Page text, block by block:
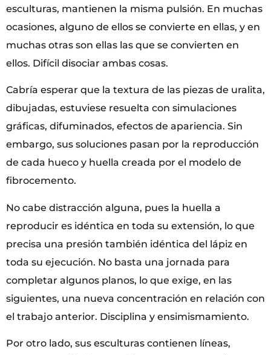
esculturas, mantienen la misma pulsión. En muchas
ocasiones, alguno de ellos se convierte en ellas, y en
muchas otras son ellas las que se convierten en
ellos. Difícil disociar ambas cosas.
Cabría esperar que la textura de las piezas de uralita,
dibujadas, estuviese resuelta con simulaciones
gráficas, difuminados, efectos de apariencia. Sin
embargo, sus soluciones pasan por la reproducción
de cada hueco y huella creada por el modelo de
fibrocemento.
No cabe distracción alguna, pues la huella a
reproducir es idéntica en toda su extensión, lo que
precisa una presión también idéntica del lápiz en
toda su ejecución. No basta una jornada para
completar algunos planos, lo que exige, en las
siguientes, una nueva concentración en relación con
el trabajo anterior. Disciplina y ensimismamiento.
Por otro lado, sus esculturas contienen líneas,